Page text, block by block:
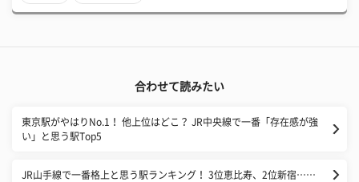
合わせて読みたい
東京駅がやはりNo.1！ 他上位はどこ？ JR中央線で一番「存在感が強
い」と思う駅Top5
JR山手線で一番格上と思う駅ランキング！ 3位恵比寿、2位新宿……